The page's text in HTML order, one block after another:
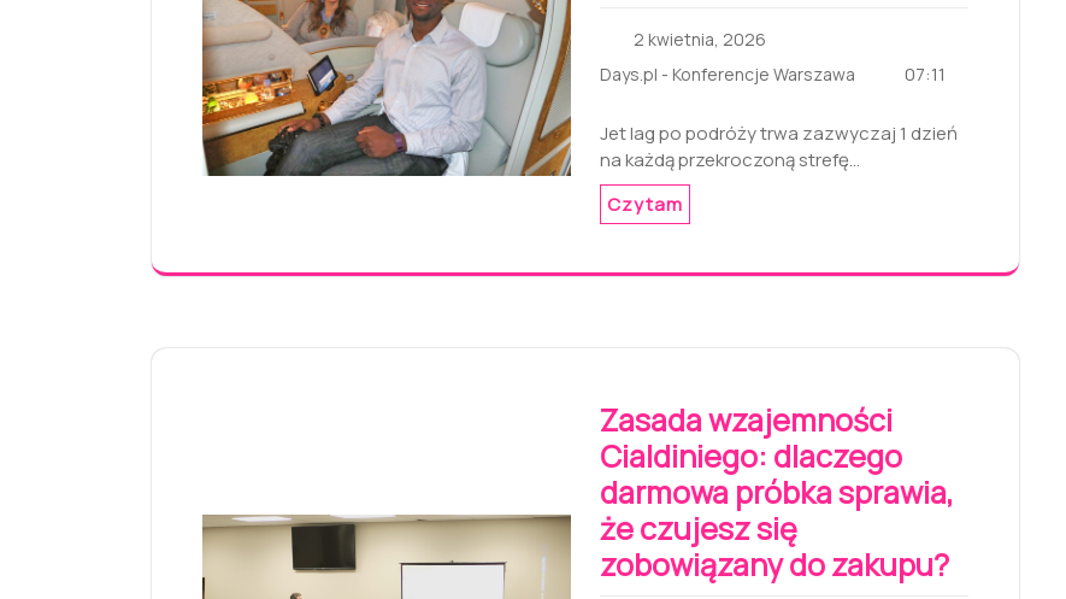
2 kwietnia, 2026
Days.pl - Konferencje Warszawa
07:11
Jet lag po podróży trwa zazwyczaj 1 dzień
na każdą przekroczoną strefę…
Czytam
Zasada wzajemności
Cialdiniego: dlaczego
darmowa próbka sprawia,
że czujesz się
zobowiązany do zakupu?